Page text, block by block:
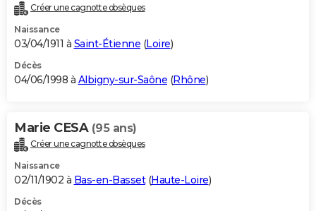
Créer une cagnotte obsèques
Naissance
03/04/1911 à Saint-Étienne (Loire)
Décès
04/06/1998 à Albigny-sur-Saône (Rhône)
Marie CESA (95 ans)
Créer une cagnotte obsèques
Naissance
02/11/1902 à Bas-en-Basset(Haute-Loire)
Décès